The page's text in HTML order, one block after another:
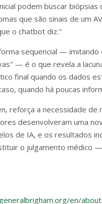
podem buscar
que são sinais de um
o chatbot diz."
sequencial —
— é o que revela a
final quando os dados
quando há poucas
reforça a necessidade de
desenvolveram uma
de IA, e os resultados
o julgamento médico
en/